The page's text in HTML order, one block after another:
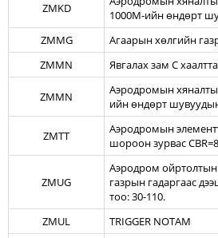
ZMKD
1000М-ийн өндөрт
ZMMG
Агаарын хөлгийн
ZMMN Явгалах зам С
ZMMN
Аэродромын
ийн өндөрт
ZMTT
Аэродромын
шороон зурвас
ZMUG
Аэродром ойртолтын
газрын гадаргаас
тоо: 30-110.
ZMUL TRIGGER NOTAM